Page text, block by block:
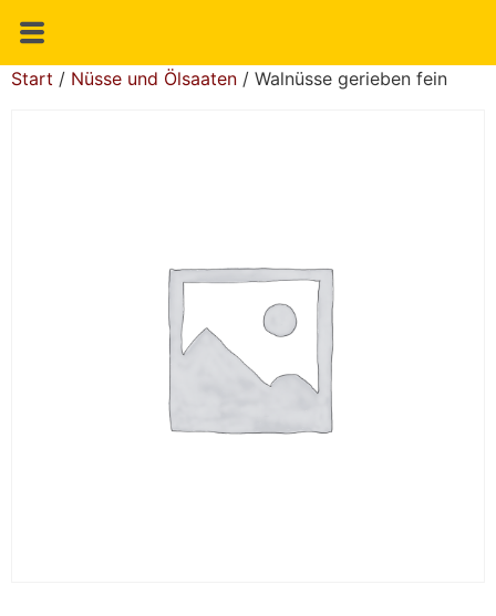
Start / Nüsse und Ölsaaten / Walnüsse gerieben fein